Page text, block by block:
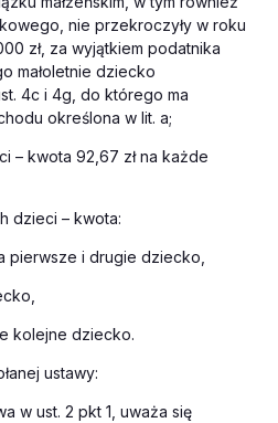
nie przekroczyły w roku
zł, za wyjątkiem podatnika
małoletnie dziecko
4c i 4g, do którego ma
określona w lit. a;
– kwota 92,67 zł na każde
dzieci – kwota:
pierwsze i drugie dziecko,
kolejne dziecko.
ustawy:
w ust. 2 pkt 1, uważa się